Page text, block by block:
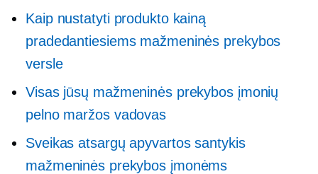
Kaip nustatyti produkto kainą
pradedantiesiems mažmeninės prekybos
versle
Visas jūsų mažmeninės prekybos įmonių
pelno maržos vadovas
Sveikas atsargų apyvartos santykis
mažmeninės prekybos įmonėms